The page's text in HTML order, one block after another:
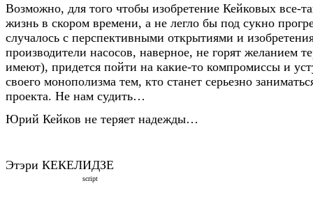
Возможно, для того чтобы изобретение Кейковых все-
жизнь в скором времени, а не легло бы под сукно
случалось с перспективными открытиями и
производители насосов, наверное, не горят желанием
имеют), придется пойти на какие-то компромиссы и
своего монополизма тем, кто станет серьезно
проекта. Не нам судить…
Юрий Кейков не теряет надежды…
Этэри КЕКЕЛИДЗЕ
script